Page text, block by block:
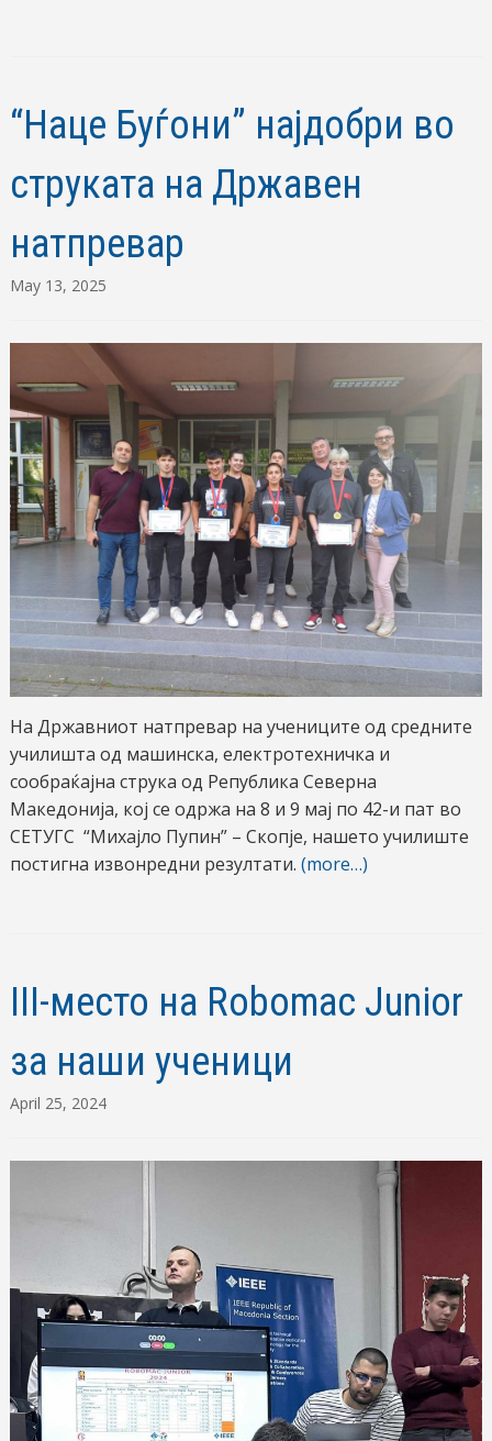
“Наце Буѓони” најдобри во
струката на Државен
натпревар
May 13, 2025
На Државниот натпревар на учениците од средните
училишта од машинска, електротехничка и
сообраќајна струка од Република Северна
Македонија, кој се одржа на 8 и 9 мај по 42-и пат во
СЕТУГС “Михајло Пупин” – Скопје, нашето училиште
постигна извонредни резултати. (more…)
III-место на Robomac Junior
за наши ученици
April 25, 2024